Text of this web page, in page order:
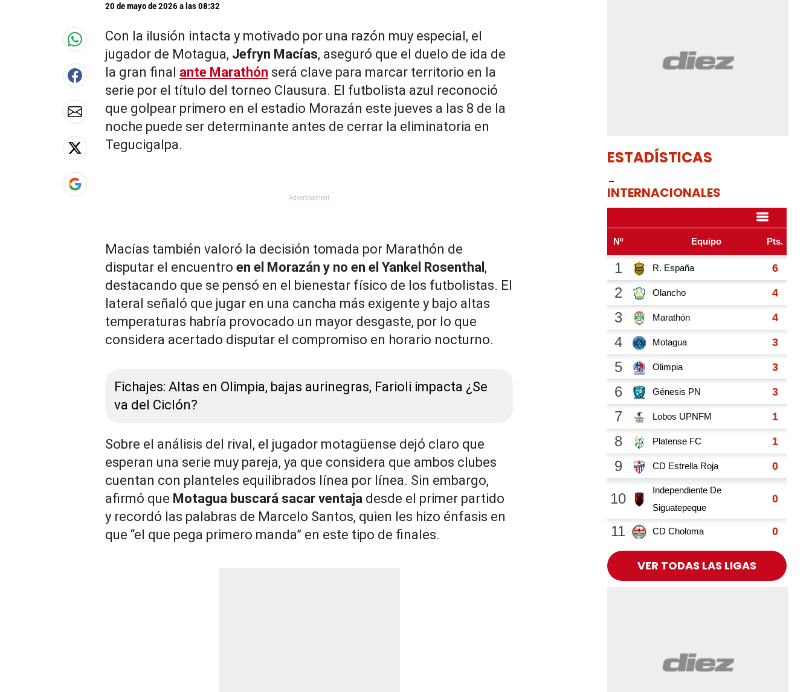
20 de mayo de 2026 a las 08:32
Con la ilusión intacta y motivado por una razón muy especial, el
jugador de Motagua, Jefryn Macías, aseguró que el duelo de ida de
la gran final ante Marathón será clave para marcar territorio en la
serie por el título del torneo Clausura. El futbolista azul reconoció
que golpear primero en el estadio Morazán este jueves a las 8 de la
noche puede ser determinante antes de cerrar la eliminatoria en
Tegucigalpa.
Macías también valoró la decisión tomada por Marathón de
disputar el encuentro en el Morazán y no en el Yankel Rosenthal ,
destacando que se pensó en el bienestar físico de los futbolistas. El
lateral señaló que jugar en una cancha más exigente y bajo altas
temperaturas habría provocado un mayor desgaste, por lo que
considera acertado disputar el compromiso en horario nocturno.
Fichajes: Altas en Olimpia, bajas aurinegras, Farioli impacta ¿Se
va del Ciclón?
Sobre el análisis del rival, el jugador motagüense dejó claro que
esperan una serie muy pareja, ya que considera que ambos clubes
cuentan con planteles equilibrados línea por línea. Sin embargo,
afirmó que Motagua buscará sacar ventaja desde el primer partido
y recordó las palabras de Marcelo Santos, quien les hizo énfasis en
que “el que pega primero manda” en este tipo de finales.
ESTADÍSTICAS
→
INTERNACIONALES
VER TODAS LAS LIGAS